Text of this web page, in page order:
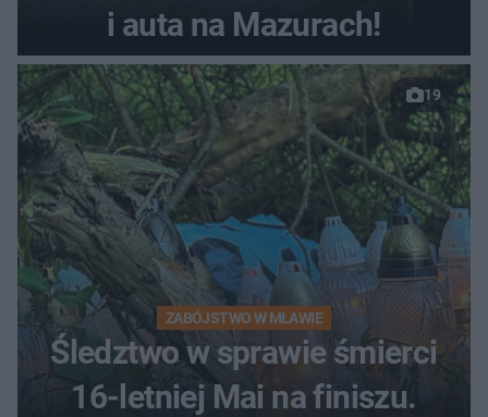
i auta na Mazurach!
19
ZABÓJSTWO W MŁAWIE
Śledztwo w sprawie śmierci
16-letniej Mai na finiszu.